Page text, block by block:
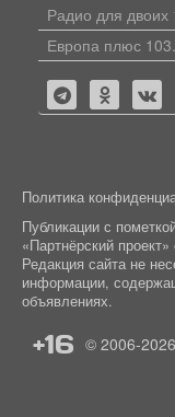
Радио для двоих
Европа плюс
Политика
Публикации с
«Партнёрский
Редакция сайта не
информации,
объявлениях.
+16 © 2006-2026